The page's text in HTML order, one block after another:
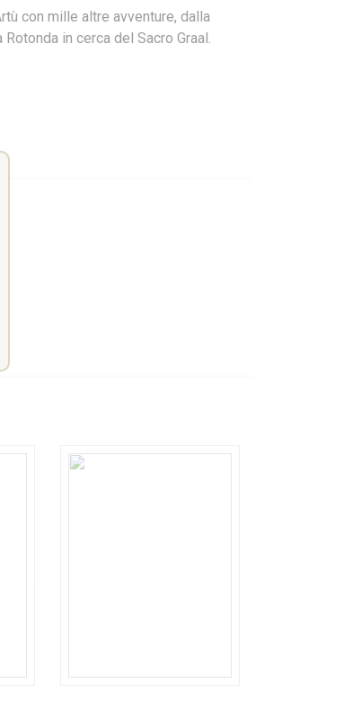
con mille altre avventure, dalla
in cerca del Sacro Graal.